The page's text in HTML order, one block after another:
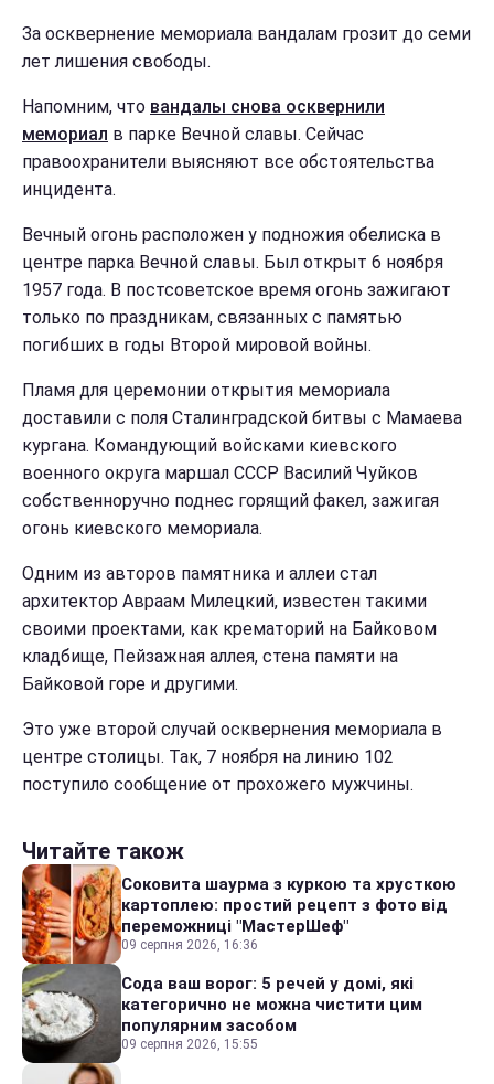
За осквернение мемориала вандалам грозит до семи
лет лишения свободы.
Напомним, что вандалы снова осквернили
мемориал в парке Вечной славы. Сейчас
правоохранители выясняют все обстоятельства
инцидента.
Вечный огонь расположен у подножия обелиска в
центре парка Вечной славы. Был открыт 6 ноября
1957 года. В постсоветское время огонь зажигают
только по праздникам, связанных с памятью
погибших в годы Второй мировой войны.
Пламя для церемонии открытия мемориала
доставили с поля Сталинградской битвы с Мамаева
кургана. Командующий войсками киевского
военного округа маршал СССР Василий Чуйков
собственноручно поднес горящий факел, зажигая
огонь киевского мемориала.
Одним из авторов памятника и аллеи стал
архитектор Авраам Милецкий, известен такими
своими проектами, как крематорий на Байковом
кладбище, Пейзажная аллея, стена памяти на
Байковой горе и другими.
Это уже второй случай осквернения мемориала в
центре столицы. Так, 7 ноября на линию 102
поступило сообщение от прохожего мужчины.
Читайте також
Соковита шаурма з куркою та хрусткою
картоплею: простий рецепт з фото від
переможниці "МастерШеф"
09 серпня 2026, 16:36
Сода ваш ворог: 5 речей у домі, які
категорично не можна чистити цим
популярним засобом
09 серпня 2026, 15:55